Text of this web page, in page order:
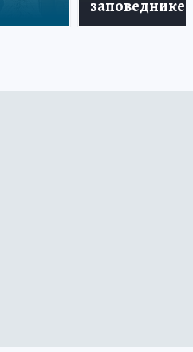
заповеднике!